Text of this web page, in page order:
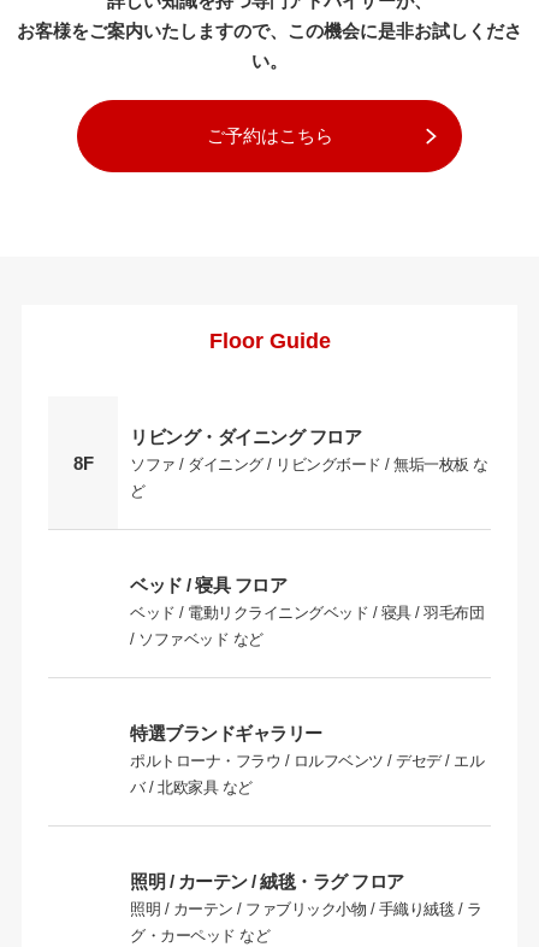
お客様をご案内いたしますので、この機会に是非お試しくださ
い。
ご予約はこちら
Floor Guide
8F
リビング・ダイニング フロア
ソファ / ダイニング / リビングボード / 無垢一枚板 な
ど
ベッド / 寝具 フロア
ベッド / 電動リクライニングベッド / 寝具 / 羽毛布団
/ ソファベッド など
特選ブランドギャラリー
ポルトローナ・フラウ / ロルフベンツ / デセデ / エル
バ / 北欧家具 など
照明 / カーテン / 絨毯・ラグ フロア
照明 / カーテン / ファブリック小物 / 手織り絨毯 / ラ
グ・カーペッド など